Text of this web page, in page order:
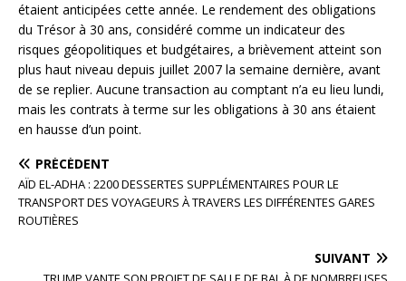
étaient anticipées cette année. Le rendement des obligations
du Trésor à 30 ans, considéré comme un indicateur des
risques géopolitiques et budgétaires, a brièvement atteint son
plus haut niveau depuis juillet 2007 la semaine dernière, avant
de se replier. Aucune transaction au comptant n’a eu lieu lundi,
mais les contrats à terme sur les obligations à 30 ans étaient
en hausse d’un point.
PRÉCÉDENT
AÏD EL-ADHA : 2200 DESSERTES SUPPLÉMENTAIRES POUR LE
TRANSPORT DES VOYAGEURS À TRAVERS LES DIFFÉRENTES GARES
ROUTIÈRES
SUIVANT